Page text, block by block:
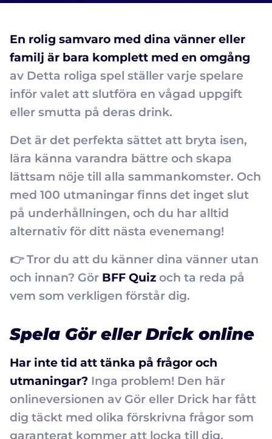
En rolig samvaro med dina vänner eller
familj är bara komplett med en omgång
av Detta roliga spel ställer varje spelare
inför valet att slutföra en vågad uppgift
eller smutta på deras drink.
Det är det perfekta sättet att bryta isen,
lära känna varandra bättre och skapa
lättsam nöje till alla sammankomster. Och
med 100 utmaningar finns det inget slut
på underhållningen, och du har alltid
alternativ för ditt nästa evenemang!
👉 Tror du att du känner dina vänner utan
och innan? Gör BFF Quiz och ta reda på
vem som verkligen förstår dig.
Spela Gör eller Drick online
Har inte tid att tänka på frågor och
utmaningar? Inga problem! Den här
onlineversionen av Gör eller Drick har fått
dig täckt med olika förskrivna frågor som
garanterat kommer att locka till dig.